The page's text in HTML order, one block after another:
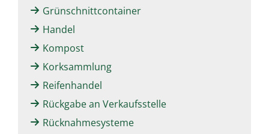
Grünschnittcontainer
Handel
Kompost
Korksammlung
Reifenhandel
Rückgabe an Verkaufsstelle
Rücknahmesysteme